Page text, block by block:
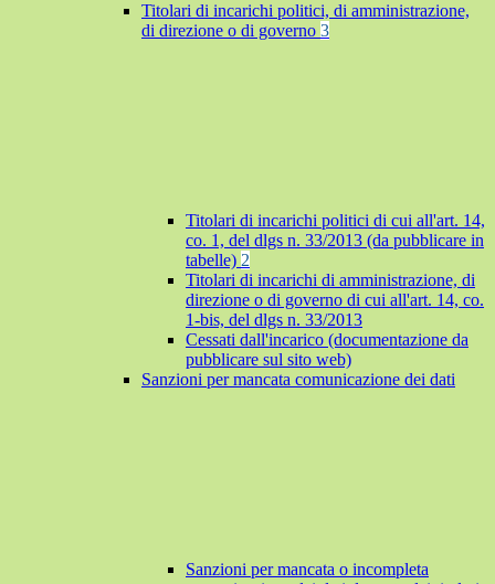
Titolari di incarichi politici, di amministrazione,
di direzione o di governo 3
Titolari di incarichi politici di cui all'art. 14,
co. 1, del dlgs n. 33/2013 (da pubblicare in
tabelle) 2
Titolari di incarichi di amministrazione, di
direzione o di governo di cui all'art. 14, co.
1-bis, del dlgs n. 33/2013
Cessati dall'incarico (documentazione da
pubblicare sul sito web)
Sanzioni per mancata comunicazione dei dati
Sanzioni per mancata o incompleta